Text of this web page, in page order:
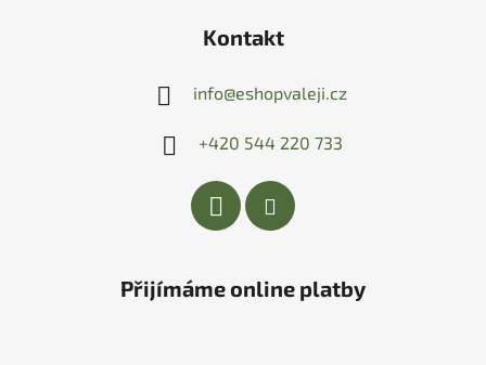
Kontakt
info@eshopvaleji.cz
+420 544 220 733
Přijímáme online platby